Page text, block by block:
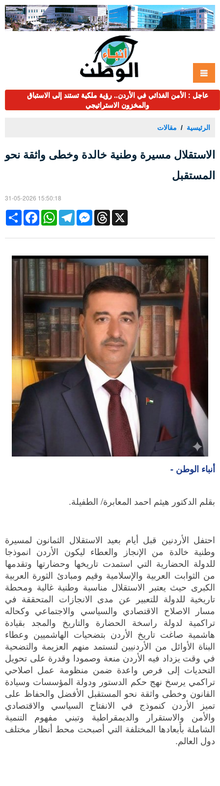
عاجل : الأمن الغذائي في الأردن.. رؤية ملكية تستند إلى الاستباق
والمخزون الاستراتيجي
الرئيسية مقالات
الاستقلال مسيرة وطنية خالدة وخطى واثقة نحو
المستقبل
31-05-2026 15:50:18
Share
FacebookWhatsAppTelegramMessengerThreads X
أنباء الوطن -
بقلم الدكتور هيثم احمد المعابرة/ الطفيلة.
احتفل الأردنين قبل أيام بعيد الاستقلال الثمانون لمسيرة
وطنية خالدة من الإنجاز والعطاء ليكون الأردن انموذجا
للدولة الحضارية التي استمدت تاريخها وحضارتها وتقدمها
من الثوابت العربية والإسلامية وقيم ومبادئ الثورة العربية
الكبرى حيث يعتبر الاستقلال مناسبة وطنية غالية ومحطة
تاريخية للدولة للتعبير عن مدى الانجازات المتحققة في
مسار الاصلاح الاقتصادي والسياسي والاجتماعي وكحاله
تراكمية لدولة راسخة الحضارة والتاريخ والمجد بقيادة
هاشمية صاغت تاريخ الأردن بتضحيات الهاشميين وعطاء
البناة الأوائل من الأردنيين لنستمد منهم العزيمة والتضحية
في وقت يزداد فيه الأردن منعة وصمودا وقدرة على تحويل
التحديات إلى فرص واعدة ضمن منظومة عمل اصلاحي
تراكمي يرسخ نهج حكم الدستور ودولة المؤسسات وسيادة
القانون وخطى واثقة نحو المستقبل الأفضل والحفاظ على
تميز الأردن كنموذج في الانفتاح السياسي والاقتصادي
والأمن والاستقرار والديمقراطية وتبني مفهوم التنمية
الشاملة بأبعادها المختلفة التي أصبحت محط أنظار مختلف
دول العالم.